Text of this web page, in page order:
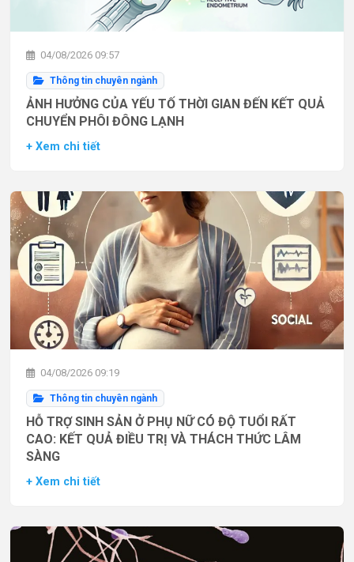
04/08/2026 09:57
Thông tin chuyên ngành
ẢNH HƯỞNG CỦA YẾU TỐ THỜI GIAN ĐẾN KẾT QUẢ
CHUYỂN PHÔI ĐÔNG LẠNH
+ Xem chi tiết
04/08/2026 09:19
Thông tin chuyên ngành
HỖ TRỢ SINH SẢN Ở PHỤ NỮ CÓ ĐỘ TUỔI RẤT
CAO: KẾT QUẢ ĐIỀU TRỊ VÀ THÁCH THỨC LÂM
SÀNG
+ Xem chi tiết